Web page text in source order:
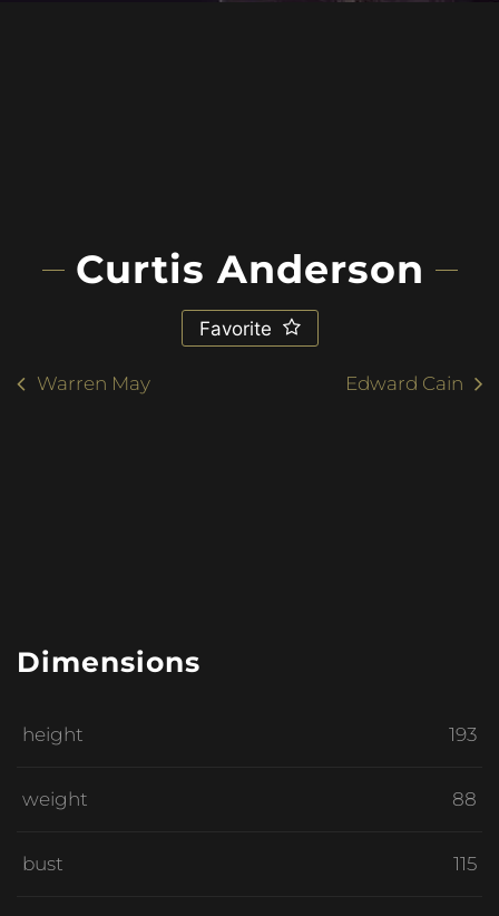
Curtis Anderson
Favorite
Warren May Edward Cain
Dimensions
height 193
weight 88
bust 115